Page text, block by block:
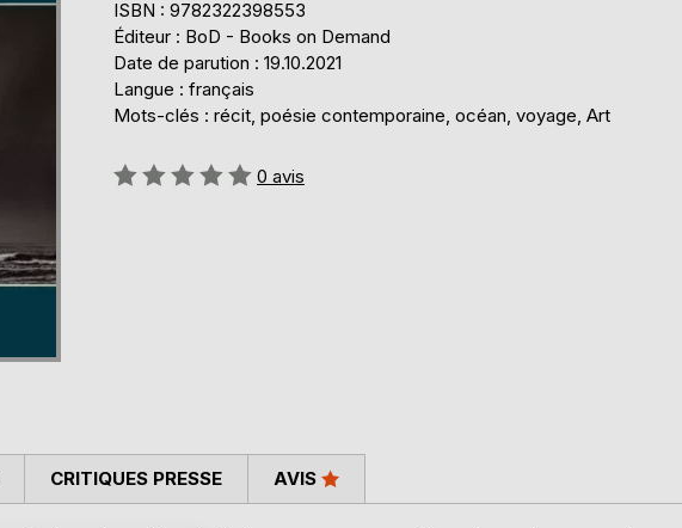
ISBN : 9782322398553
Éditeur : BoD - Books on Demand
Date de parution : 19.10.2021
Langue : français
Mots-clés : récit, poésie contemporaine, océan, voyage, Art
Évaluation:
0 avis
CRITIQUES PRESSE AVIS